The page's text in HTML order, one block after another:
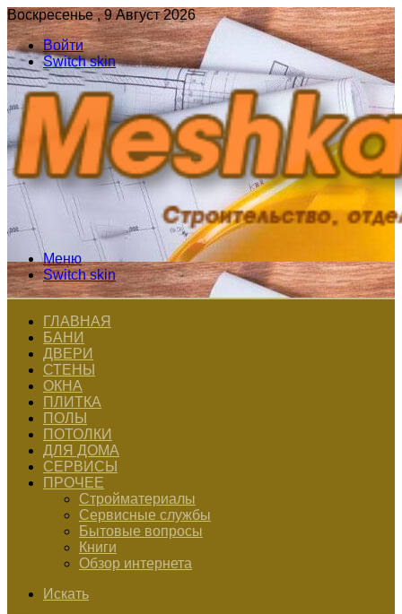
Воскресенье , 9 Август 2026
Войти
Switch skin
Меню
Switch skin
ГЛАВНАЯ
БАНИ
ДВЕРИ
СТЕНЫ
ОКНА
ПЛИТКА
ПОЛЫ
ПОТОЛКИ
ДЛЯ ДОМА
СЕРВИСЫ
ПРОЧЕЕ
Стройматериалы
Сервисные службы
Бытовые вопросы
Книги
Обзор интернета
Искать